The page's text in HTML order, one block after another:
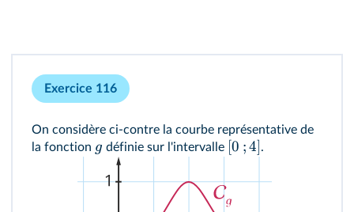
Exercice 116
On considère ci-contre la courbe représentative de
la fonction g définie sur l'intervalle [0 ;4].